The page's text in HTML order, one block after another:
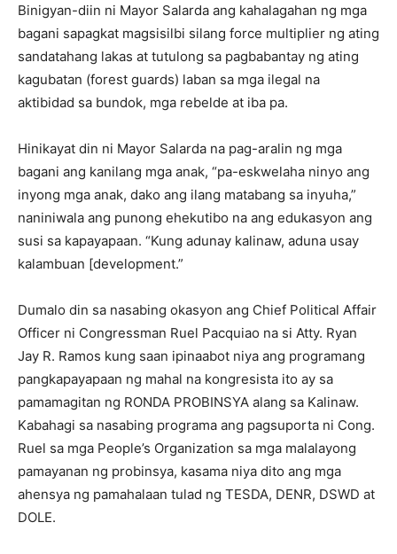
Binigyan-diin ni Mayor Salarda ang kahalagahan ng mga
bagani sapagkat magsisilbi silang force multiplier ng ating
sandatahang lakas at tutulong sa pagbabantay ng ating
kagubatan (forest guards) laban sa mga ilegal na
aktibidad sa bundok, mga rebelde at iba pa.
Hinikayat din ni Mayor Salarda na pag-aralin ng mga
bagani ang kanilang mga anak, “pa-eskwelaha ninyo ang
inyong mga anak, dako ang ilang matabang sa inyuha,”
naniniwala ang punong ehekutibo na ang edukasyon ang
susi sa kapayapaan. “Kung adunay kalinaw, aduna usay
kalambuan [development.”
Dumalo din sa nasabing okasyon ang Chief Political Affair
Officer ni Congressman Ruel Pacquiao na si Atty. Ryan
Jay R. Ramos kung saan ipinaabot niya ang programang
pangkapayapaan ng mahal na kongresista ito ay sa
pamamagitan ng RONDA PROBINSYA alang sa Kalinaw.
Kabahagi sa nasabing programa ang pagsuporta ni Cong.
Ruel sa mga People’s Organization sa mga malalayong
pamayanan ng probinsya, kasama niya dito ang mga
ahensya ng pamahalaan tulad ng TESDA, DENR, DSWD at
DOLE.